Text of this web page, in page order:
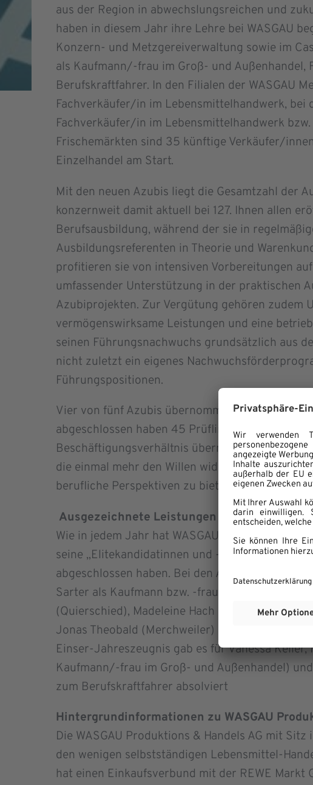
aus der Region in abwechslungsreichen und
haben in diesem Jahr ihre Lehre bei WASGAU
Konzern- und Metzgereiverwaltung sowie im
als Kaufmann/-frau im Groß- und Außenhandel,
Berufskraftfahrer. In den Filialen der WASGAU
Fachverkäufer/in im Lebensmittelhandwerk, bei
Fachverkäufer/in im Lebensmittelhandwerk bzw.
Frischemärkten sind 35 künftige Verkäufer/
Einzelhandel am Start.
Mit den neuen Azubis liegt die Gesamtzahl der
konzernweit damit aktuell bei 127. Ihnen allen
Berufsausbildung, während der sie in
Ausbildungsreferenten in Theorie und
profitieren sie von intensiven Vorbereitungen
umfassender Unterstützung in der praktischen
Azubiprojekten. Zur Vergütung gehören zudem
vermögenswirksame Leistungen und eine
seinen Führungsnachwuchs grundsätzlich aus
nicht zuletzt ein eigenes
Führungspositionen.
Vier von fünf Azubis übernommen: Ihre
abgeschlossen haben 45 Prüflinge, von denen
Beschäftigungsverhältnis übernommen wurden
die einmal mehr den Willen widerspiegelt,
berufliche Perspektiven zu bieten.
Ausgezeichnete Leistungen
Wie in jedem Jahr hat WASGAU auch 2021
seine „Elitekandidatinnen und -kandidaten“
abgeschlossen haben. Bei den
Sarter als Kaufmann bzw. -frau im Groß- und
(Quierschied), Madeleine Hach (Rodalben),
Jonas Theobald (Merchweiler) als
Einser-Jahreszeugnis gab es für Vanessa
Kaufmann/-frau im Groß- und Außenhandel)
zum Berufskraftfahrer absolviert
Hintergrundinformationen zu WASGAU
Die WASGAU Produktions & Handels AG mit
den wenigen selbstständigen Lebensmittel-
hat einen Einkaufsverbund mit der REWE Markt